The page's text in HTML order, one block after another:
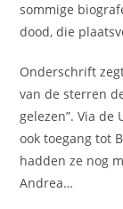
sommige
dood, die
Onderschrift
van de sterren
gelezen”. Via
ook toegang tot
hadden ze nog
Andrea…